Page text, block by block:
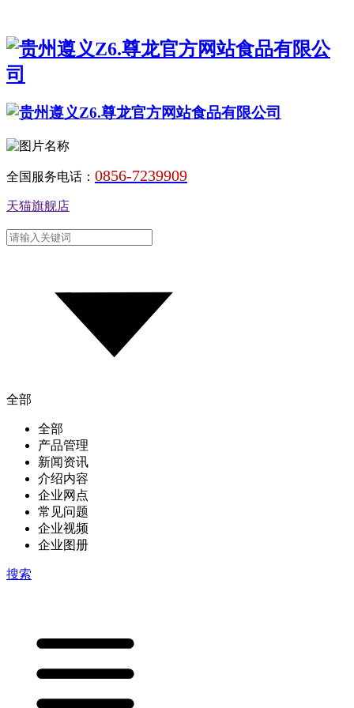
全国服务电话： 0856-7239909
天猫旗舰店
全部
全部
产品管理
新闻资讯
介绍内容
企业网点
常见问题
企业视频
企业图册
搜索